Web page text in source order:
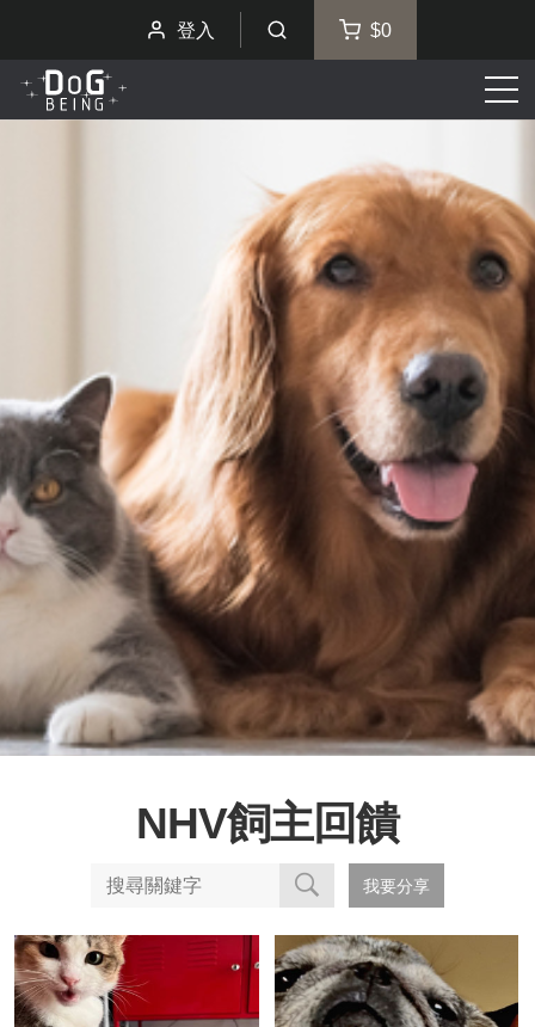
登入 $0
選
NHV飼主回饋
我要分享